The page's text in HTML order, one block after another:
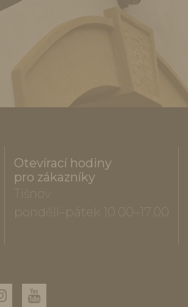
Otevírací hodiny
pro zákazníky
Tišnov
pondělí–pátek 10.00–17.00